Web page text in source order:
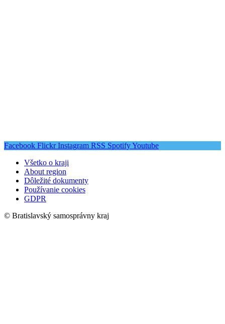
Facebook Flickr Instagram RSS SpotifyYoutube
Všetko o kraji
About region
Dôležité dokumenty
Používanie cookies
GDPR
© Bratislavský samosprávny kraj